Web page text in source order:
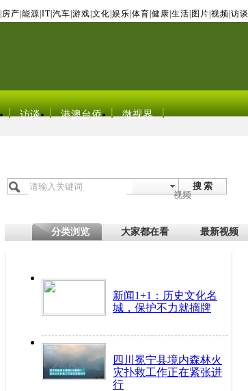
房产 能源 IT| 汽车 游戏 文化 娱乐 体育 健康 生活 图片 视频 访谈
访谈 港澳台侨 微视界
搜 索
视频
分类浏览 大家都在看 最新视频
新闻1+1：历史文化名
城，保护不力就摘牌
四川冕宁县境内森林火
灾扑救工作正在紧张进
行